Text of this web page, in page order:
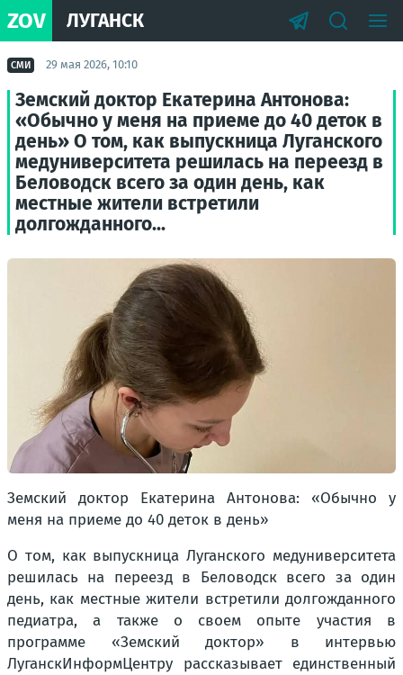
ZOV ЛУГАНСК
СМИ 29 мая 2026, 10:10
Земский доктор Екатерина Антонова:
«Обычно у меня на приеме до 40 деток в
день» О том, как выпускница Луганского
медуниверситета решилась на переезд в
Беловодск всего за один день, как
местные жители встретили
долгожданного...
Земский доктор Екатерина Антонова: «Обычно у
меня на приеме до 40 деток в день»
О том, как выпускница Луганского медуниверситета
решилась на переезд в Беловодск всего за один
день, как местные жители встретили долгожданного
педиатра, а также о своем опыте участия в
программе «Земский доктор» в интервью
ЛуганскИнформЦентру рассказывает единственный